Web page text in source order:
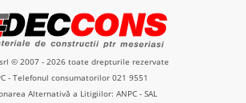
srl © 2007 - 2026 toate drepturile rezervate
- Telefonul consumatorilor 021 9551
Alternativă a Litigiilor: ANPC - SAL